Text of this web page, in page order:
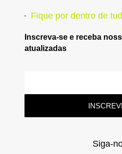
Fique por dentro de
Inscreva-se e receba
atualizadas
Siga-